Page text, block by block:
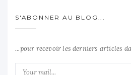
S'ABONNER AU BLOG...
...pour recevoir les derniers articles